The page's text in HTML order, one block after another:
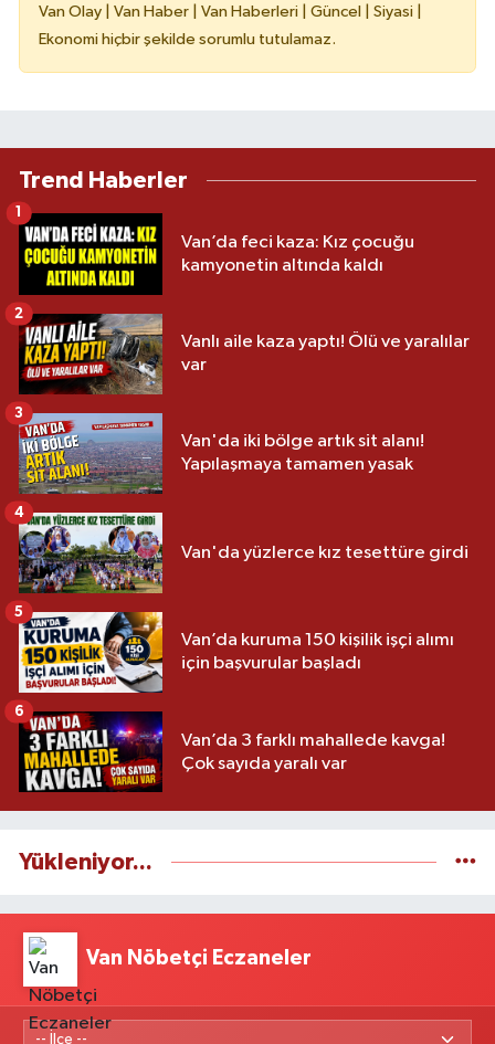
Van Olay | Van Haber | Van Haberleri | Güncel | Siyasi |
Ekonomi hiçbir şekilde sorumlu tutulamaz.
Trend Haberler
Van’da feci kaza: Kız çocuğu
kamyonetin altında kaldı
Vanlı aile kaza yaptı! Ölü ve yaralılar
var
2
Van'da iki bölge artık sit alanı!
Yapılaşmaya tamamen yasak
3
Van'da yüzlerce kız tesettüre girdi
4
Van’da kuruma 150 kişilik işçi alımı
için başvurular başladı
5
Van’da 3 farklı mahallede kavga!
Çok sayıda yaralı var
6
Yükleniyor...
Van Nöbetçi Eczaneler